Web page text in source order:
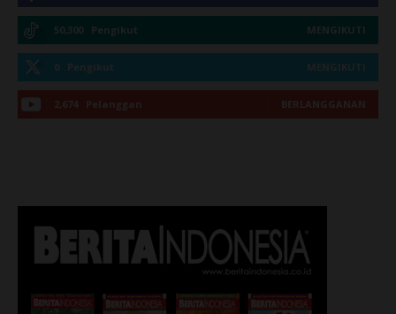
50,300 Pengikut MENGIKUTI
0 Pengikut MENGIKUTI